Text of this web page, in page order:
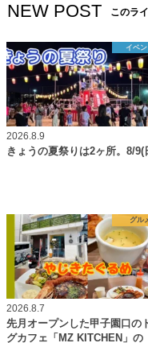
NEW POST このラ
イベン
2026.8.9
きょうの夏祭りは2ヶ所。8/9(
グル
2026.8.7
先月オープンした甲子園口の
グカフェ「MZ KITCHEN」の